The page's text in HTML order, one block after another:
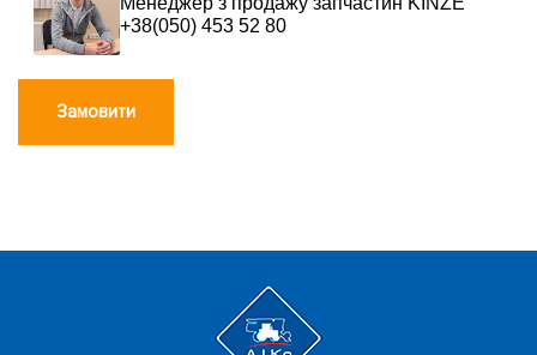
+38(050) 453 52 80
Замовити